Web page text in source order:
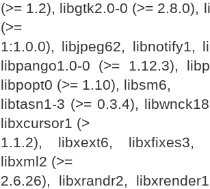
(>= 1.2), libgtk2.0-0 (>= 2.8.0),
(>=
1:1.0.0), libjpeg62, libnotify1,
libpango1.0-0 (>= 1.12.3),
libpopt0 (>= 1.10), libsm6,
libtasn1-3 (>= 0.3.4),
libxcursor1 (>
1.1.2), libxext6, libxfixes3,
libxml2 (>=
2.6.26), libxrandr2,